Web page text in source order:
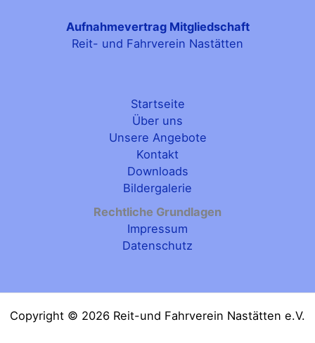
Aufnahmevertrag Mitgliedschaft
Reit- und Fahrverein Nastätten
Startseite
Über uns
Unsere Angebote
Kontakt
Downloads
Bildergalerie
Rechtliche Grundlagen
Impressum
Datenschutz
Copyright © 2026 Reit-und Fahrverein Nastätten e.V.